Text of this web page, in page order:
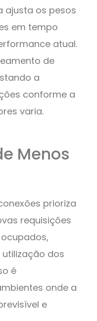
ajusta os pesos
em tempo
atual.
de
a
conforme a
varia.
Menos
prioriza
requisições
dos
é
onde a
e